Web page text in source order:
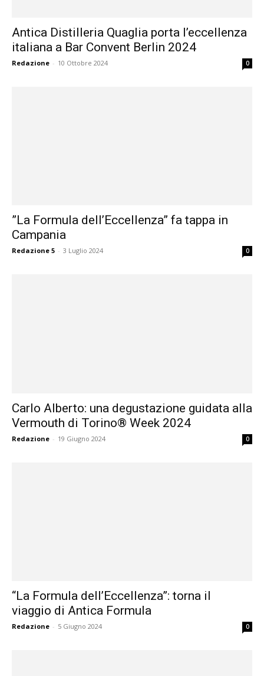
Antica Distilleria Quaglia porta l’eccellenza
italiana a Bar Convent Berlin 2024
Redazione - 10 Ottobre 2024 0
”La Formula dell’Eccellenza” fa tappa in
Campania
Redazione 5 - 3 Luglio 2024 0
Carlo Alberto: una degustazione guidata alla
Vermouth di Torino® Week 2024
Redazione - 19 Giugno 2024 0
“La Formula dell’Eccellenza”: torna il
viaggio di Antica Formula
Redazione - 5 Giugno 2024 0